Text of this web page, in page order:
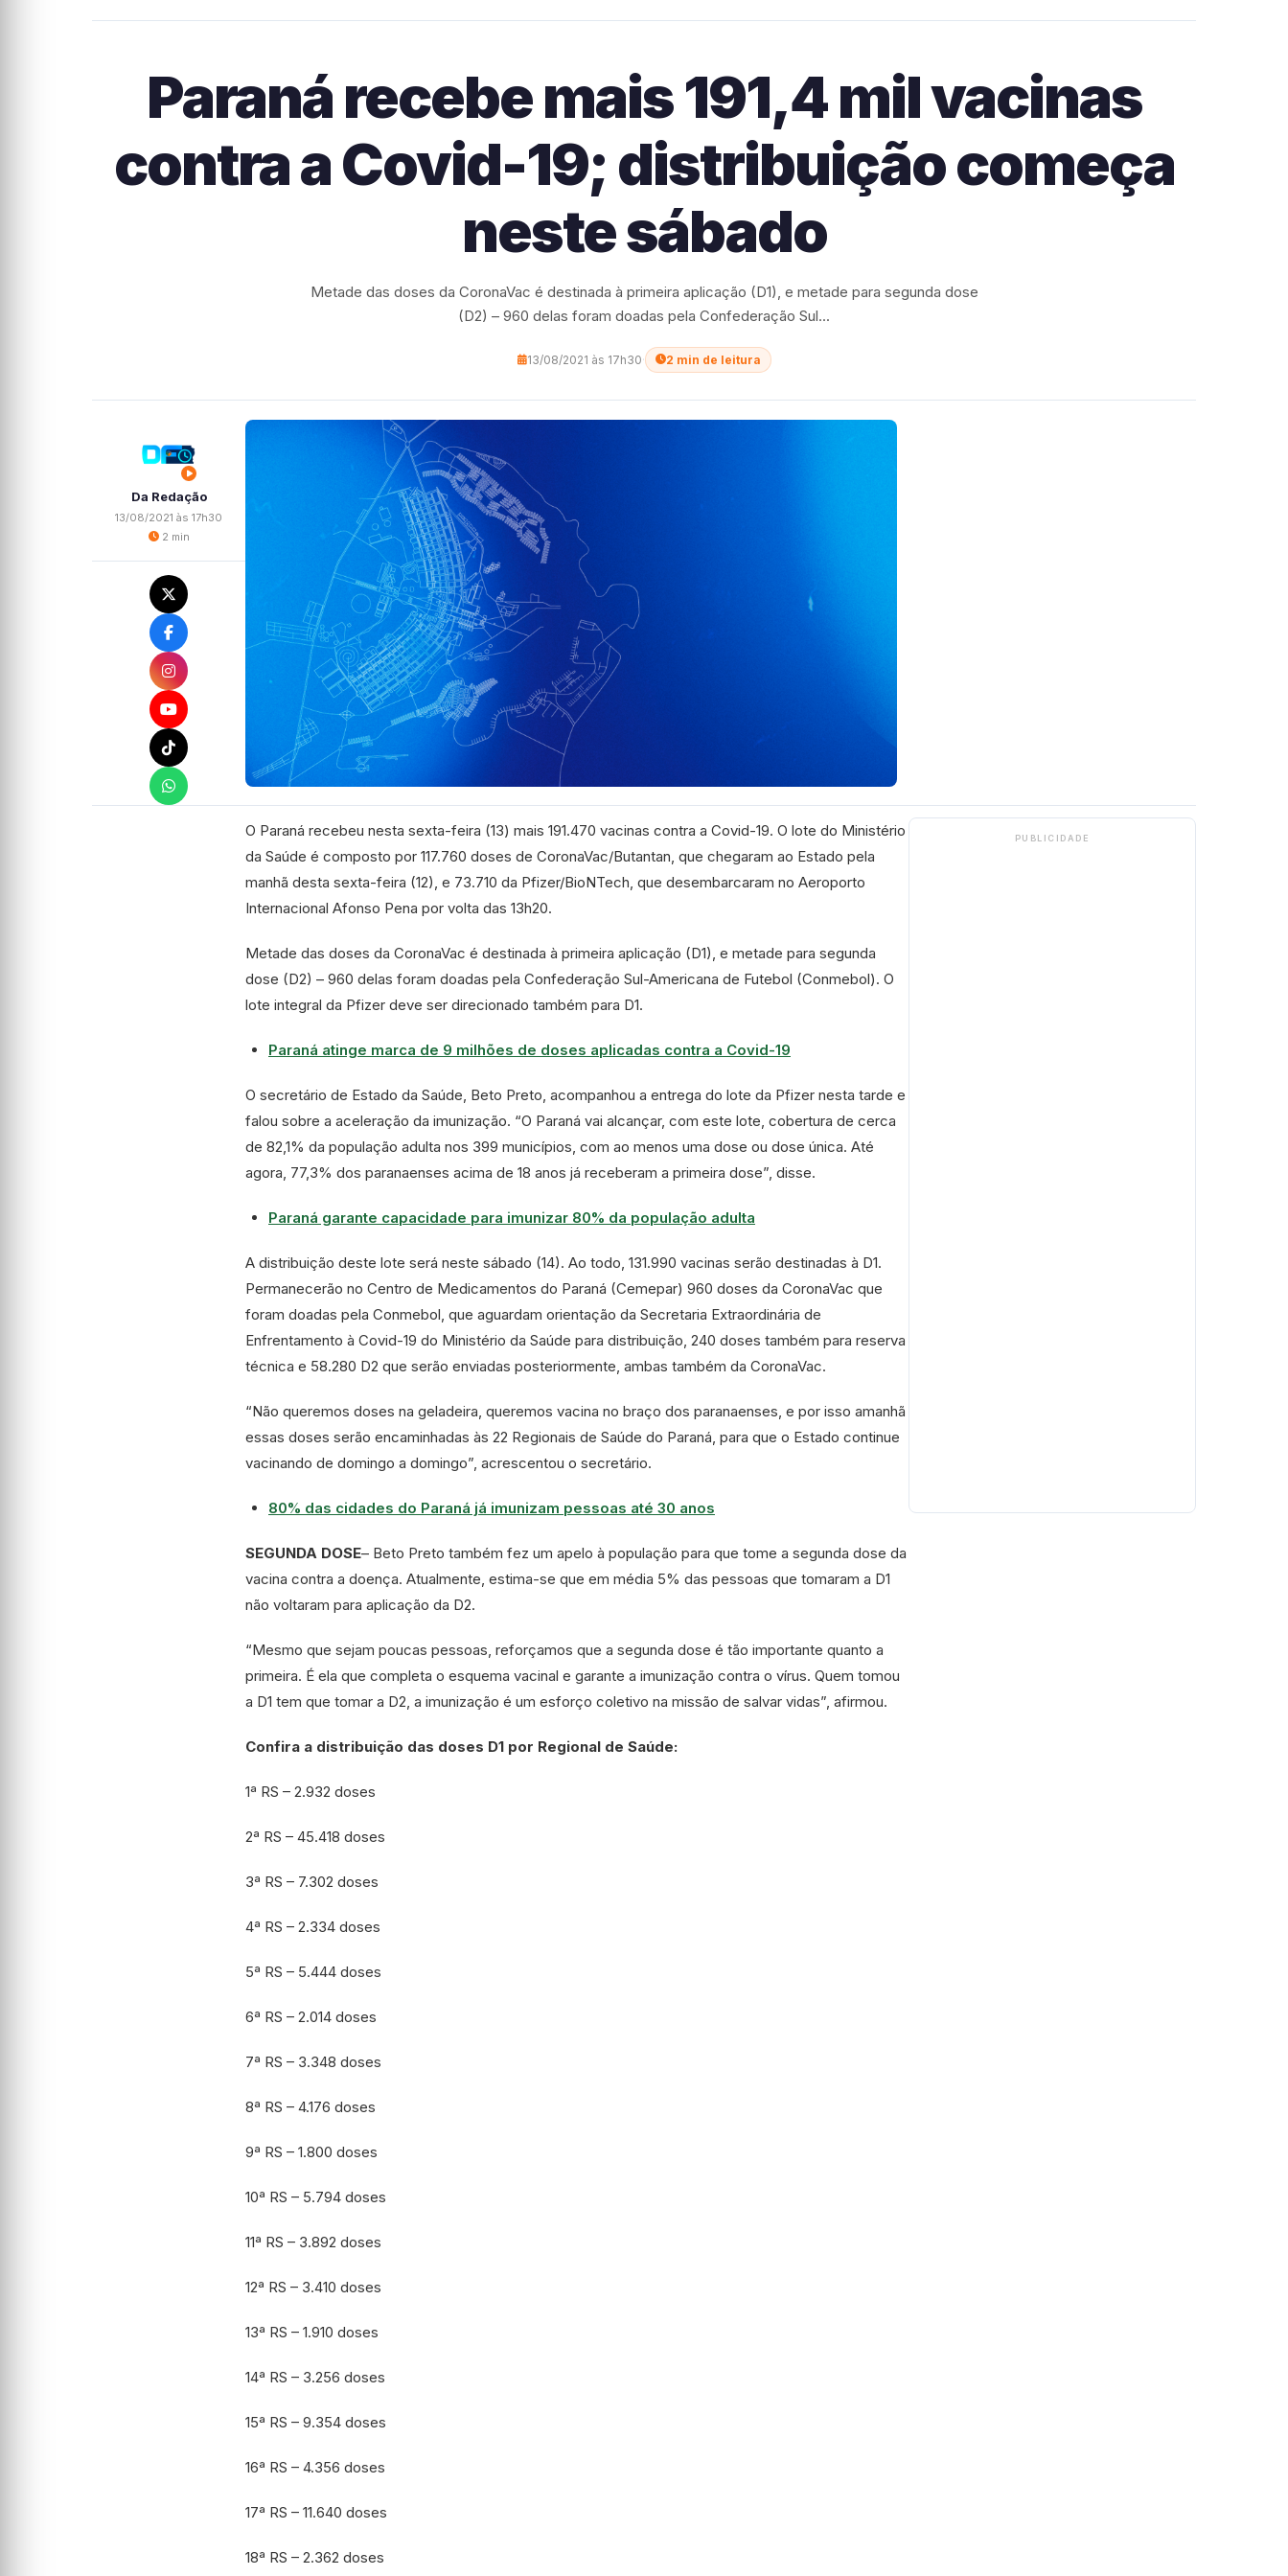
Paraná recebe mais 191,4 mil vacinas
contra a Covid-19; distribuição começa
neste sábado
Metade das doses da CoronaVac é destinada à primeira aplicação (D1), e metade para segunda dose
(D2) – 960 delas foram doadas pela Confederação Sul...
13/08/2021 às 17h30· 2 min de leitura
Da Redação
13/08/2021 às 17h30
2 min
O Paraná recebeu nesta sexta-feira (13) mais 191.470 vacinas contra a Covid-19. O lote do Ministério
da Saúde é composto por 117.760 doses de CoronaVac/Butantan, que chegaram ao Estado pela
manhã desta sexta-feira (12), e 73.710 da Pfizer/BioNTech, que desembarcaram no Aeroporto
Internacional Afonso Pena por volta das 13h20.
Metade das doses da CoronaVac é destinada à primeira aplicação (D1), e metade para segunda
dose (D2) – 960 delas foram doadas pela Confederação Sul-Americana de Futebol (Conmebol). O
lote integral da Pfizer deve ser direcionado também para D1.
Paraná atinge marca de 9 milhões de doses aplicadas contra a Covid-19
O secretário de Estado da Saúde, Beto Preto, acompanhou a entrega do lote da Pfizer nesta tarde e
falou sobre a aceleração da imunização. “O Paraná vai alcançar, com este lote, cobertura de cerca
de 82,1% da população adulta nos 399 municípios, com ao menos uma dose ou dose única. Até
agora, 77,3% dos paranaenses acima de 18 anos já receberam a primeira dose”, disse.
Paraná garante capacidade para imunizar 80% da população adulta
A distribuição deste lote será neste sábado (14). Ao todo, 131.990 vacinas serão destinadas à D1.
Permanecerão no Centro de Medicamentos do Paraná (Cemepar) 960 doses da CoronaVac que
foram doadas pela Conmebol, que aguardam orientação da Secretaria Extraordinária de
Enfrentamento à Covid-19 do Ministério da Saúde para distribuição, 240 doses também para reserva
técnica e 58.280 D2 que serão enviadas posteriormente, ambas também da CoronaVac.
“Não queremos doses na geladeira, queremos vacina no braço dos paranaenses, e por isso amanhã
essas doses serão encaminhadas às 22 Regionais de Saúde do Paraná, para que o Estado continue
vacinando de domingo a domingo”, acrescentou o secretário.
80% das cidades do Paraná já imunizam pessoas até 30 anos
SEGUNDA DOSE– Beto Preto também fez um apelo à população para que tome a segunda dose da
vacina contra a doença. Atualmente, estima-se que em média 5% das pessoas que tomaram a D1
não voltaram para aplicação da D2.
“Mesmo que sejam poucas pessoas, reforçamos que a segunda dose é tão importante quanto a
primeira. É ela que completa o esquema vacinal e garante a imunização contra o vírus. Quem tomou
a D1 tem que tomar a D2, a imunização é um esforço coletivo na missão de salvar vidas”, afirmou.
Confira a distribuição das doses D1 por Regional de Saúde:
1ª RS – 2.932 doses
2ª RS – 45.418 doses
3ª RS – 7.302 doses
4ª RS – 2.334 doses
5ª RS – 5.444 doses
6ª RS – 2.014 doses
7ª RS – 3.348 doses
8ª RS – 4.176 doses
9ª RS – 1.800 doses
10ª RS – 5.794 doses
11ª RS – 3.892 doses
12ª RS – 3.410 doses
13ª RS – 1.910 doses
14ª RS – 3.256 doses
15ª RS – 9.354 doses
16ª RS – 4.356 doses
17ª RS – 11.640 doses
18ª RS – 2.362 doses
PUBLICIDADE